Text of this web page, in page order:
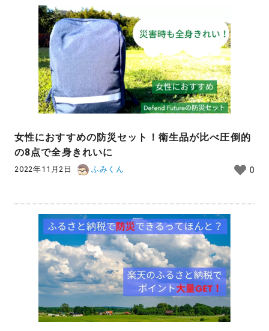
女性におすすめの防災セット！衛生品が比べ圧倒的
の8点で全身きれいに
2022年11月2日 ふみくん 0